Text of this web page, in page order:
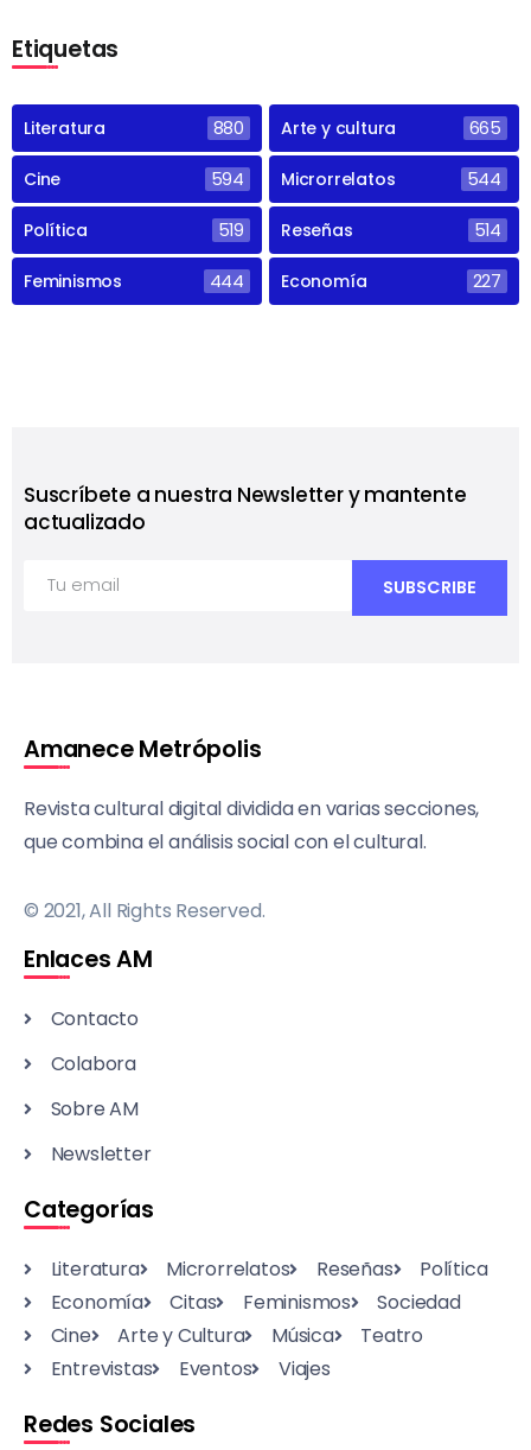
Etiquetas
Literatura 880 Arte y cultura 665
Cine 594 Microrrelatos 544
Política 519 Reseñas 514
Feminismos 444 Economía 227
Suscríbete a nuestra Newsletter y mantente
actualizado
Amanece Metrópolis
Revista cultural digital dividida en varias secciones,
que combina el análisis social con el cultural.
© 2021, All Rights Reserved.
Enlaces AM
Contacto
Colabora
Sobre AM
Newsletter
Categorías
Literatura Microrrelatos Reseñas
Política
Economía
Citas Feminismos
Sociedad
Cine
Arte y Cultura Música
Teatro
Entrevistas
Eventos Viajes
Redes Sociales